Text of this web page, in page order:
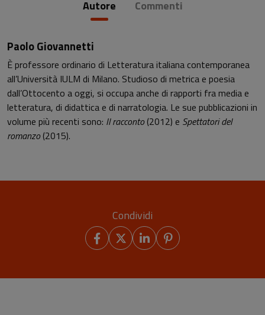
Autore Commenti
Paolo Giovannetti
È professore ordinario di Letteratura italiana contemporanea
all’Università IULM di Milano. Studioso di metrica e poesia
dall’Ottocento a oggi, si occupa anche di rapporti fra media e
letteratura, di didattica e di narratologia. Le sue pubblicazioni in
volume più recenti sono: Il racconto(2012) e Spettatori del
romanzo(2015).
Condividi